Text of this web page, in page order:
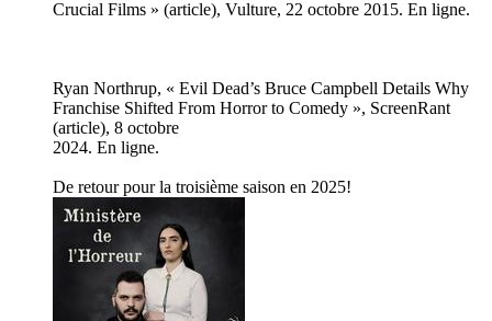
Crucial Films » (article), Vulture, 22 octobre 2015. En ligne.
Ryan Northrup, « Evil Dead’s Bruce Campbell Details Why
Franchise Shifted From Horror to Comedy », ScreenRant
(article), 8 octobre
2024. En ligne.
De retour pour la troisième saison en 2025!